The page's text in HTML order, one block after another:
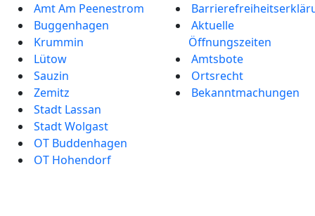
Amt Am Peenestrom
Buggenhagen
Krummin
Lütow
Sauzin
Zemitz
Stadt Lassan
Stadt Wolgast
OT Buddenhagen
OT Hohendorf
Aktuelle
Öffnungszeiten
Amtsbote
Ortsrecht
Bekannt­machungen